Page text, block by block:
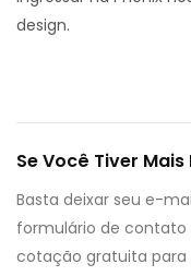
design.
Se Você Tiver
Basta deixar seu e-
formulário de contato
cotação gratuita para